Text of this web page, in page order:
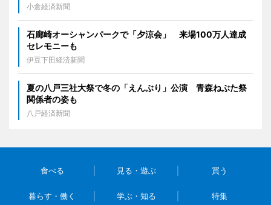
小倉経済新聞
石廊崎オーシャンパークで「夕涼会」 来場100万人達成
セレモニーも
伊豆下田経済新聞
夏の八戸三社大祭で冬の「えんぶり」公演 青森ねぶた祭
関係者の姿も
八戸経済新聞
食べる 見る・遊ぶ 買う
暮らす・働く 学ぶ・知る 特集